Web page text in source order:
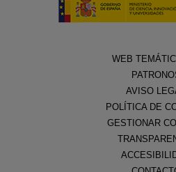
WEB
AVISO
POLÍTICA DE
GESTIONAR